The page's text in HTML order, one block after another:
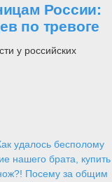
России:
по тревоге
у российских
удалось бесполому
нашего брата, купить
нож?! Посему за общим